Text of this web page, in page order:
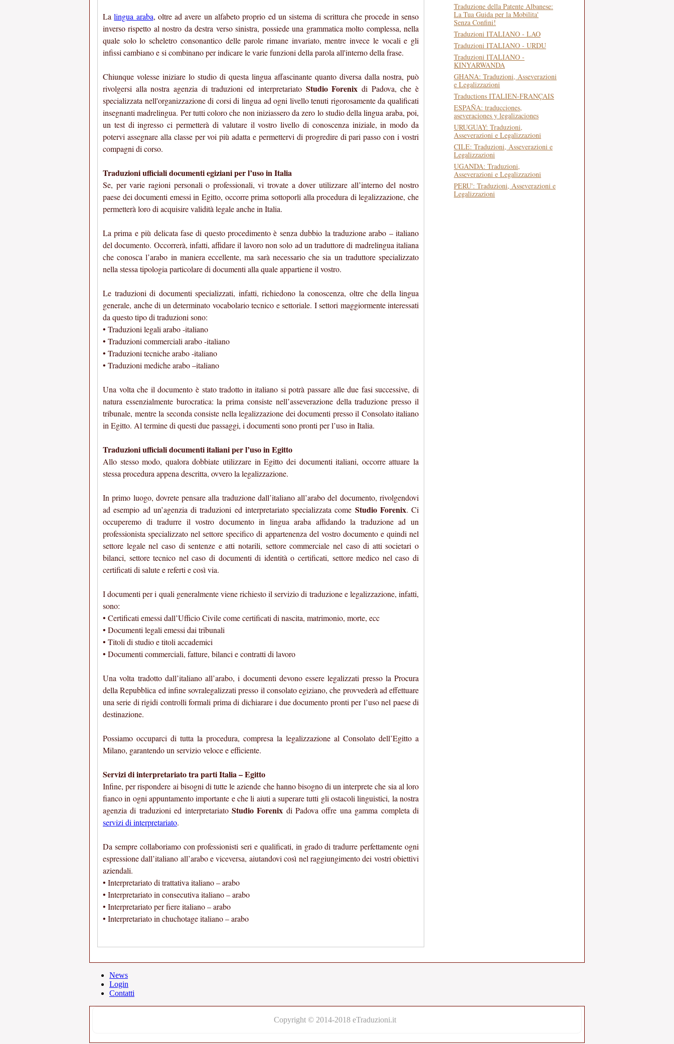
Lalingua araba, oltre ad avere un alfabeto proprio ed un sistema di scrittura che procede in senso
inverso rispetto al nostro da destra verso sinistra, possiede una grammatica molto complessa, nella
quale solo lo scheletro consonantico delle parole rimane invariato, mentre invece le vocali e gli
infissi cambiano e si combinano per indicare le varie funzioni della parola all'interno della frase.
Chiunque volesse iniziare lo studio di questa lingua affascinante quanto diversa dalla nostra, può
rivolgersi alla nostra agenzia di traduzioni ed interpretariato Studio Forenix di Padova, che è
specializzata nell'organizzazione di corsi di lingua ad ogni livello tenuti rigorosamente da qualificati
insegnanti madrelingua. Per tutti coloro che non iniziassero da zero lo studio della lingua araba, poi,
un test di ingresso ci permetterà di valutare il vostro livello di conoscenza iniziale, in modo da
potervi assegnare alla classe per voi più adatta e permettervi di progredire di pari passo con i vostri
compagni di corso.
Traduzioni ufficiali documenti egiziani per l’uso in Italia
Se, per varie ragioni personali o professionali, vi trovate a dover utilizzare all’interno del nostro
paese dei documenti emessi in Egitto, occorre prima sottoporli alla procedura di legalizzazione, che
permetterà loro di acquisire validità legale anche in Italia.
La prima e più delicata fase di questo procedimento è senza dubbio la traduzione arabo – italiano
del documento. Occorrerà, infatti, affidare il lavoro non solo ad un traduttore di madrelingua italiana
che conosca l’arabo in maniera eccellente, ma sarà necessario che sia un traduttore specializzato
nella stessa tipologia particolare di documenti alla quale appartiene il vostro.
Le traduzioni di documenti specializzati, infatti, richiedono la conoscenza, oltre che della lingua
generale, anche di un determinato vocabolario tecnico e settoriale. I settori maggiormente interessati
da questo tipo di traduzioni sono:
• Traduzioni legali arabo -italiano
• Traduzioni commerciali arabo -italiano
• Traduzioni tecniche arabo -italiano
• Traduzioni mediche arabo –italiano
Una volta che il documento è stato tradotto in italiano si potrà passare alle due fasi successive, di
natura essenzialmente burocratica: la prima consiste nell’asseverazione della traduzione presso il
tribunale, mentre la seconda consiste nella legalizzazione dei documenti presso il Consolato italiano
in Egitto. Al termine di questi due passaggi, i documenti sono pronti per l’uso in Italia.
Traduzioni ufficiali documenti italiani per l’uso in Egitto
Allo stesso modo, qualora dobbiate utilizzare in Egitto dei documenti italiani, occorre attuare la
stessa procedura appena descritta, ovvero la legalizzazione.
In primo luogo, dovrete pensare alla traduzione dall’italiano all’arabo del documento, rivolgendovi
ad esempio ad un’agenzia di traduzioni ed interpretariato specializzata come Studio Forenix. Ci
occuperemo di tradurre il vostro documento in lingua araba affidando la traduzione ad un
professionista specializzato nel settore specifico di appartenenza del vostro documento e quindi nel
settore legale nel caso di sentenze e atti notarili, settore commerciale nel caso di atti societari o
bilanci, settore tecnico nel caso di documenti di identità o certificati, settore medico nel caso di
certificati di salute e referti e così via.
I documenti per i quali generalmente viene richiesto il servizio di traduzione e legalizzazione, infatti,
sono:
• Certificati emessi dall’Ufficio Civile come certificati di nascita, matrimonio, morte, ecc
• Documenti legali emessi dai tribunali
• Titoli di studio e titoli accademici
• Documenti commerciali, fatture, bilanci e contratti di lavoro
Una volta tradotto dall’italiano all’arabo, i documenti devono essere legalizzati presso la Procura
della Repubblica ed infine sovralegalizzati presso il consolato egiziano, che provvederà ad effettuare
una serie di rigidi controlli formali prima di dichiarare i due documento pronti per l’uso nel paese di
destinazione.
Possiamo occuparci di tutta la procedura, compresa la legalizzazione al Consolato dell’Egitto a
Milano, garantendo un servizio veloce e efficiente.
Servizi di interpretariato tra parti Italia – Egitto
Infine, per rispondere ai bisogni di tutte le aziende che hanno bisogno di un interprete che sia al loro
fianco in ogni appuntamento importante e che li aiuti a superare tutti gli ostacoli linguistici, la nostra
agenzia di traduzioni ed interpretariato Studio Forenix di Padova offre una gamma completa di
servizi di interpretariato.
Da sempre collaboriamo con professionisti seri e qualificati, in grado di tradurre perfettamente ogni
espressione dall’italiano all’arabo e viceversa, aiutandovi così nel raggiungimento dei vostri obiettivi
aziendali.
• Interpretariato di trattativa italiano – arabo
• Interpretariato in consecutiva italiano – arabo
• Interpretariato per fiere italiano – arabo
• Interpretariato in chuchotage italiano – arabo
Traduzione della Patente Albanese:
La Tua Guida per la Mobilita'
Senza Confini!
Traduzioni ITALIANO - LAO
Traduzioni ITALIANO - URDU
Traduzioni ITALIANO -
KINYARWANDA
GHANA: Traduzioni, Asseverazioni
e Legalizzazioni
Traductions ITALIEN-FRANÇAIS
ESPAÑA: traducciones,
aseveraciones y legalizaciones
URUGUAY: Traduzioni,
Asseverazioni e Legalizzazioni
CILE: Traduzioni, Asseverazioni e
Legalizzazioni
UGANDA: Traduzioni,
Asseverazioni e Legalizzazioni
PERU': Traduzioni, Asseverazioni e
Legalizzazioni
News
Login
Contatti
Copyright © 2014-2018 eTraduzioni.it